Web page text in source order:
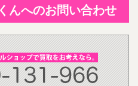
んへのお問い合わせ